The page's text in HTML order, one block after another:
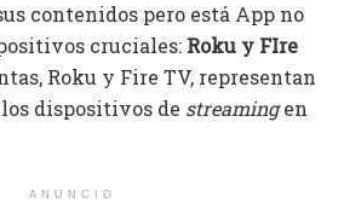
contenidos pero está App no
cruciales: Roku y FIre
Roku y Fire TV, representan
dispositivos de streamingen
ANUNCIO